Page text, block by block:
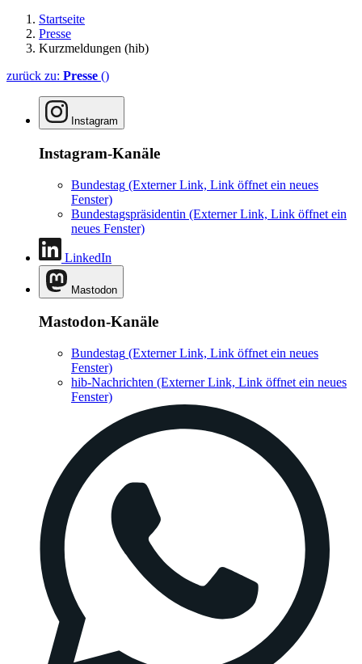
Startseite
Presse
Kurzmeldungen (hib)
zurück zu: Presse ()
Instagram
Instagram-Kanäle
Bundestag (Externer Link, Link öffnet ein neues
Fenster)
Bundestagspräsidentin (Externer Link, Link öffnet ein
neues Fenster)
LinkedIn
Mastodon
Mastodon-Kanäle
Bundestag (Externer Link, Link öffnet ein neues
Fenster)
hib-Nachrichten (Externer Link, Link öffnet ein neues
Fenster)